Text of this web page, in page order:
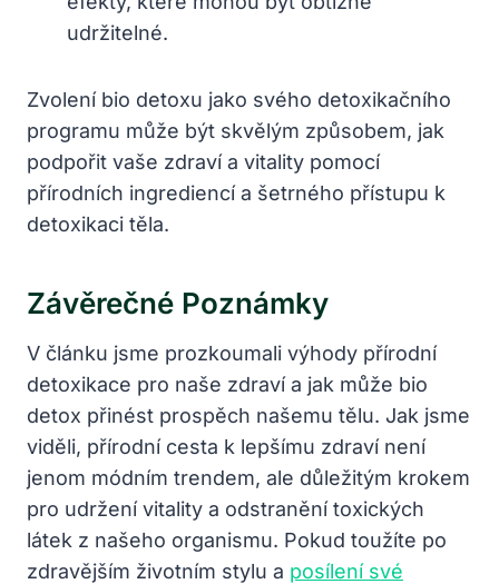
udržitelné.
Zvolení bio detoxu jako svého detoxikačního
programu může být skvělým způsobem, jak
podpořit vaše zdraví a vitality pomocí
přírodních ingrediencí a šetrného přístupu k
detoxikaci těla.
Závěrečné Poznámky
V článku jsme prozkoumali výhody přírodní
detoxikace pro naše zdraví a jak může bio
detox přinést prospěch našemu tělu. Jak jsme
viděli, přírodní cesta k lepšímu zdraví není
jenom módním trendem, ale důležitým krokem
pro udržení vitality a odstranění toxických
látek z našeho organismu. Pokud toužíte po
zdravějším životním stylu a posílení své